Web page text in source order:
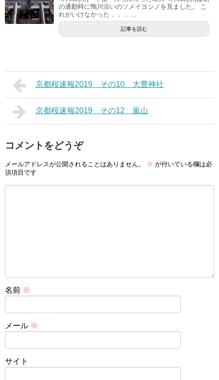
の通勤時に鴨川沿いのソメイヨシノを見ました。 こ
れがいけなかった．．． ...
記事を読む
京都桜速報2019 その10 大豊神社
京都桜速報2019 その12 嵐山
コメントをどうぞ
メールアドレスが公開されることはありません。 ※ が付いている欄は必
須項目です
名前 ※
メール ※
サイト